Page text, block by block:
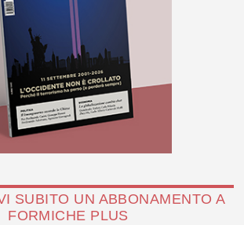
SUBITO UN ABBONAMENTO A
FORMICHE PLUS